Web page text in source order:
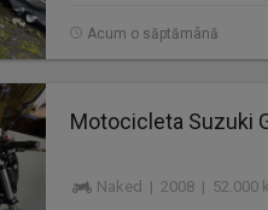
Acum o săptămână
Motocicleta Suzuki
Naked | 2008 | 52.000